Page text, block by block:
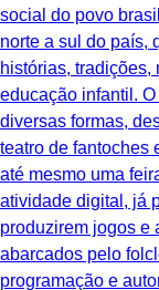
social do povo
norte a sul do país,
histórias, tradições,
educação infantil.
diversas formas,
teatro de fantoches
até mesmo uma
atividade digital, já
produzirem jogos e
abarcados pelo
programação e